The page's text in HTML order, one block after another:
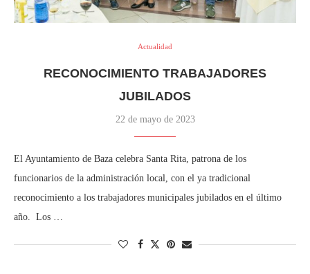
Actualidad
RECONOCIMIENTO TRABAJADORES
JUBILADOS
22 de mayo de 2023
El Ayuntamiento de Baza celebra Santa Rita, patrona de los
funcionarios de la administración local, con el ya tradicional
reconocimiento a los trabajadores municipales jubilados en el último
año. Los …